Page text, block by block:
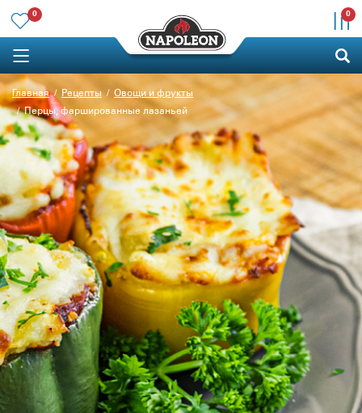
0 0
Главная Рецепты
Овощи и фрукты
Перцы, фаршированные лазаньей